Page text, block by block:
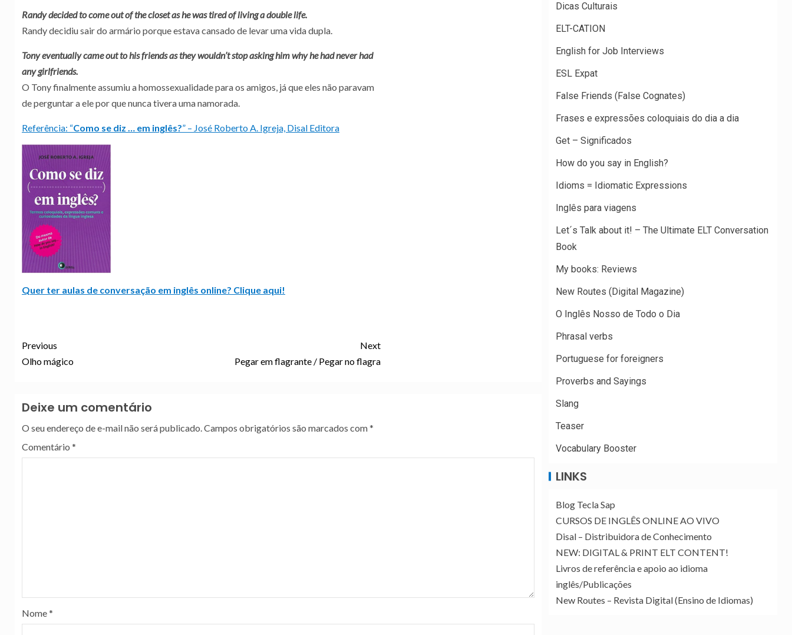
Randy decided to come out of the closet as he was tired of living a double life.
Randy decidiu sair do armário porque estava cansado de levar uma vida dupla.
Tony eventually came out to his friends as they wouldn’t stop asking him why he had never had
any girlfriends.
O Tony finalmente assumiu a homossexualidade para os amigos, já que eles não paravam
de perguntar a ele por que nunca tivera uma namorada.
Referência: “Como se diz … em inglês?” – José Roberto A. Igreja, Disal Editora
Quer ter aulas de conversação em inglês online? Clique aqui!
Previous
Olho mágico
Next
Pegar em flagrante / Pegar no flagra
Deixe um comentário
O seu endereço de e-mail não será publicado.Campos obrigatórios são marcados com*
Comentário *
Nome*
Dicas Culturais
ELT-CATION
English for Job Interviews
ESL Expat
False Friends (False Cognates)
Frases e expressões coloquiais do dia a dia
Get – Significados
How do you say in English?
Idioms = Idiomatic Expressions
Inglês para viagens
Let´s Talk about it! – The Ultimate ELT Conversation
Book
My books: Reviews
New Routes (Digital Magazine)
O Inglês Nosso de Todo o Dia
Phrasal verbs
Portuguese for foreigners
Proverbs and Sayings
Slang
Teaser
Vocabulary Booster
LINKS
Blog Tecla Sap
CURSOS DE INGLÊS ONLINE AO VIVO
Disal – Distribuidora de Conhecimento
NEW: DIGITAL & PRINT ELT CONTENT!
Livros de referência e apoio ao idioma
inglês/Publicações
New Routes – Revista Digital (Ensino de Idiomas)